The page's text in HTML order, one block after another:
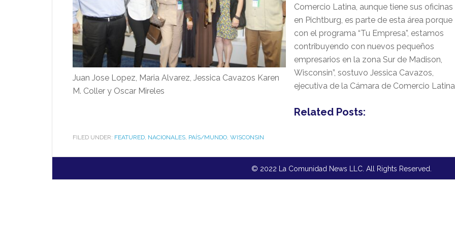
Juan Jose Lopez, Maria Alvarez, Jessica Cavazos Karen
M. Coller y Oscar Mireles
Comercio Latina, aunque tiene sus oficinas
en Pichtburg, es parte de esta área porque
con el programa “Tu Empresa”, estamos
contribuyendo con nuevos pequeños
empresarios en la zona Sur de Madison,
Wisconsin”, sostuvo Jessica Cavazos,
ejecutiva de la Cámara de Comercio
Related Posts:
FILED UNDER: FEATURED, NACIONALES, PAÍS/MUNDO, WISCONSIN
© 2022 La Comunidad News LLC. All Rights Reserved.